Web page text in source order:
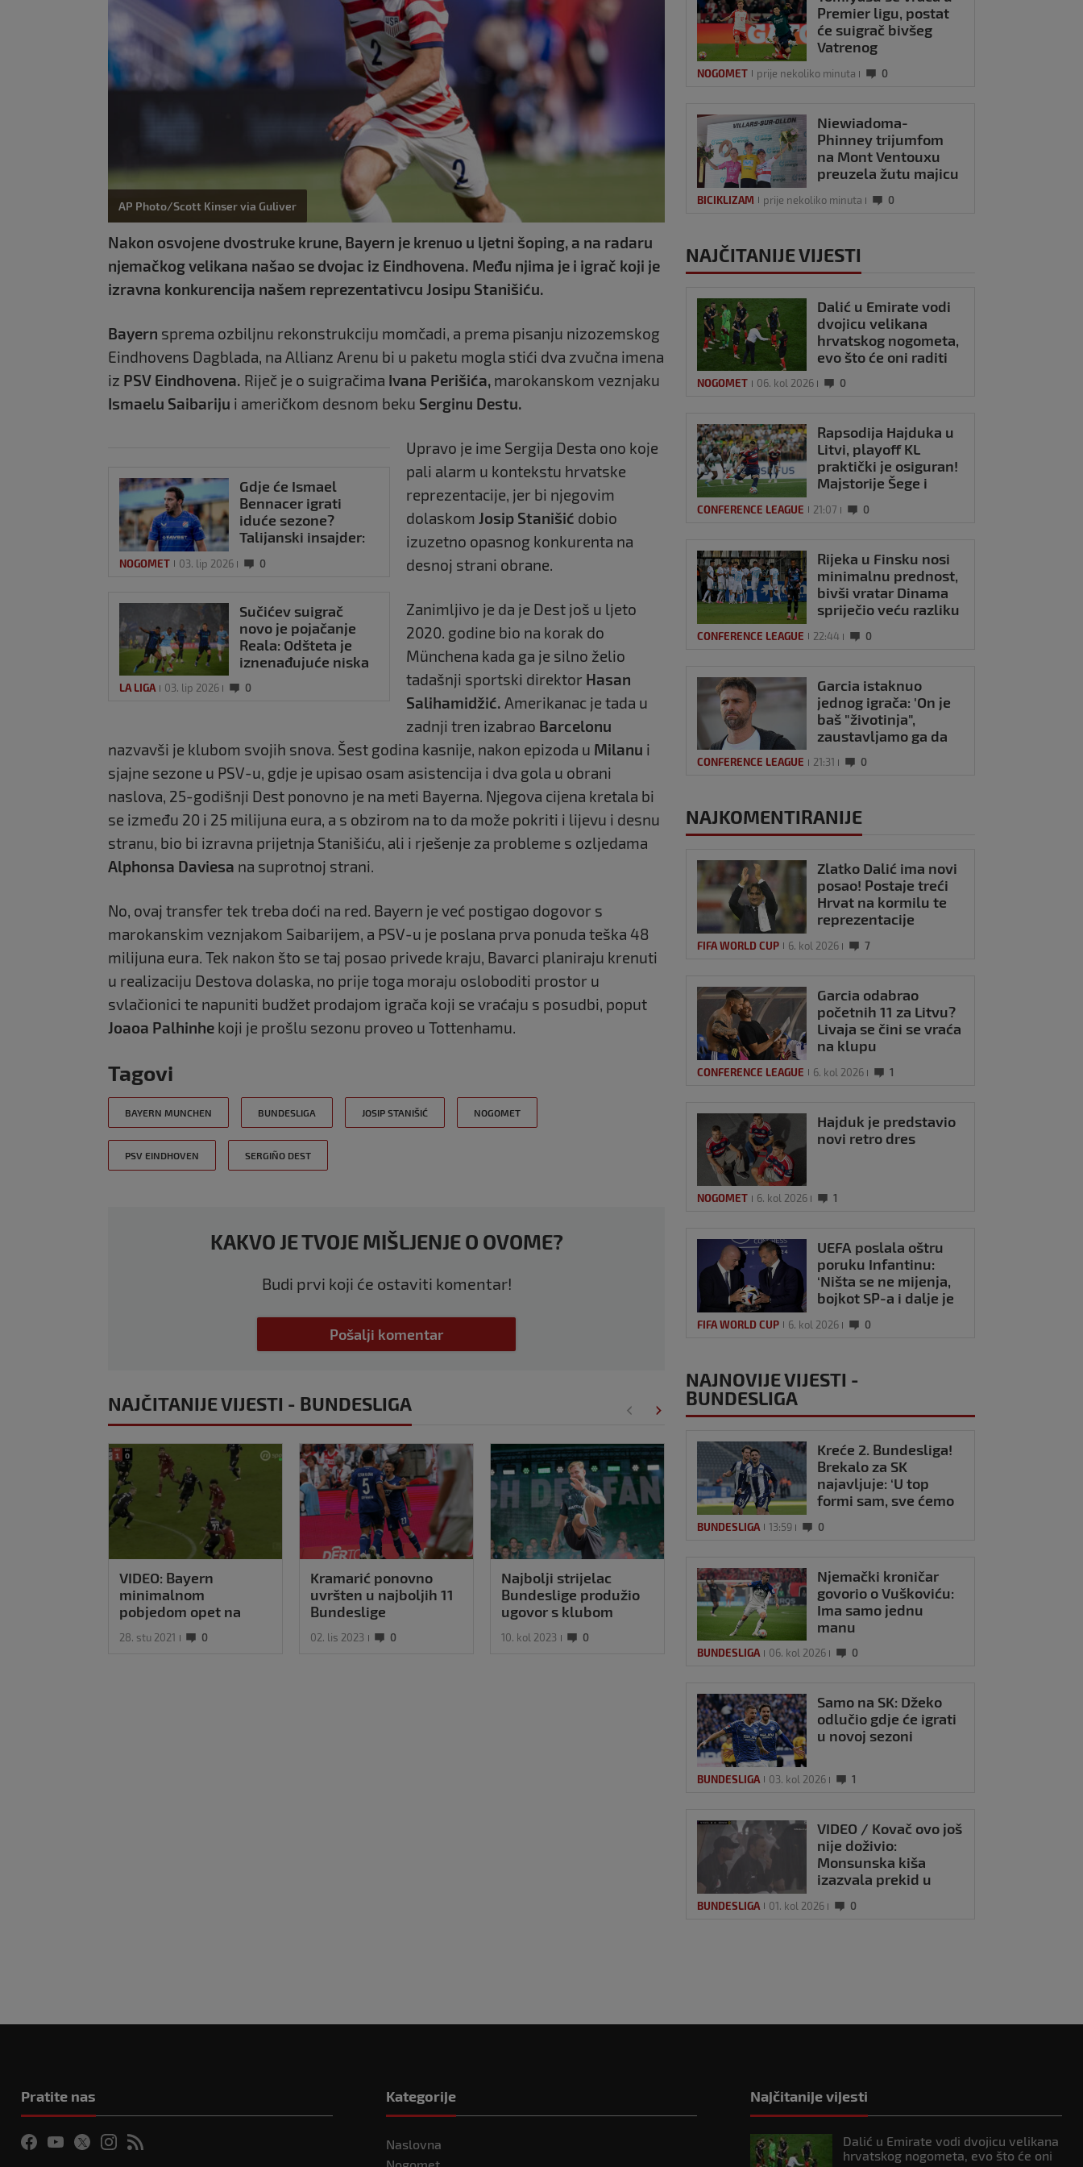
AP Photo/Scott Kinser via Guliver
Nakon osvojene dvostruke krune, Bayern je krenuo u ljetni šoping, a na radaru
njemačkog velikana našao se dvojac iz Eindhovena. Među njima je i igrač koji je
izravna konkurencija našem reprezentativcu Josipu Stanišiću.
Bayern sprema ozbiljnu rekonstrukciju momčadi, a prema pisanju nizozemskog
Eindhovens Dagblada, na Allianz Arenu bi u paketu mogla stići dva zvučna imena
iz PSV Eindhovena. Riječ je o suigračima Ivana Perišića, marokanskom veznjaku
Ismaelu Saibariju i američkom desnom beku Serginu Destu.
Gdje će Ismael
Bennacer igrati
iduće sezone?
Talijanski insajder:
NOGOMET 03. lip 2026 0
Sučićev suigrač
novo je pojačanje
Reala: Odšteta je
iznenađujuće niska
LA LIGA 03. lip 2026 0
Upravo je ime Sergija Desta ono koje
pali alarm u kontekstu hrvatske
reprezentacije, jer bi njegovim
dolaskom Josip Stanišić dobio
izuzetno opasnog konkurenta na
desnoj strani obrane.
Zanimljivo je da je Dest još u ljeto
2020. godine bio na korak do
Münchena kada ga je silno želio
tadašnji sportski direktor Hasan
Salihamidžić. Amerikanac je tada u
zadnji tren izabrao Barcelonu
nazvavši je klubom svojih snova. Šest godina kasnije, nakon epizoda u Milanu i
sjajne sezone u PSV-u, gdje je upisao osam asistencija i dva gola u obrani
naslova, 25-godišnji Dest ponovno je na meti Bayerna. Njegova cijena kretala bi
se između 20 i 25 milijuna eura, a s obzirom na to da može pokriti i lijevu i desnu
stranu, bio bi izravna prijetnja Stanišiću, ali i rješenje za probleme s ozljedama
Alphonsa Daviesa na suprotnoj strani.
No, ovaj transfer tek treba doći na red. Bayern je već postigao dogovor s
marokanskim veznjakom Saibarijem, a PSV-u je poslana prva ponuda teška 48
milijuna eura. Tek nakon što se taj posao privede kraju, Bavarci planiraju krenuti
u realizaciju Destova dolaska, no prije toga moraju osloboditi prostor u
svlačionici te napuniti budžet prodajom igrača koji se vraćaju s posudbi, poput
Joaoa Palhinhe koji je prošlu sezonu proveo u Tottenhamu.
Tagovi
BAYERN MUNCHEN BUNDESLIGA JOSIP STANIŠIĆ NOGOMET
PSV EINDHOVEN SERGIÑO DEST
KAKVO JE TVOJE MIŠLJENJE O OVOME?
Budi prvi koji će ostaviti komentar!
Pošalji komentar
NAJČITANIJE VIJESTI - BUNDESLIGA
VIDEO: Bayern
minimalnom
pobjedom opet na
28. stu 2021 0
Kramarić ponovno
uvršten u najboljih 11
Bundeslige
02. lis 2023 0
Najbolji strijelac
Bundeslige produžio
ugovor s klubom
10. kol 2023 0
Maglica najbolji Hrvat
u Bundesligi, Füllkrug
igrač kola
27. stu 2023
Premier ligu, postat
će suigrač bivšeg
Vatrenog
NOGOMET prije nekoliko minuta 0
Niewiadoma-
Phinney trijumfom
na Mont Ventouxu
preuzela žutu majicu
BICIKLIZAM prije nekoliko minuta 0
NAJČITANIJE VIJESTI
Dalić u Emirate vodi
dvojicu velikana
hrvatskog nogometa,
evo što će oni raditi
NOGOMET 06. kol 2026 0
Rapsodija Hajduka u
Litvi, playoff KL
praktički je osiguran!
Majstorije Šege i
CONFERENCE LEAGUE 21:07 0
Rijeka u Finsku nosi
minimalnu prednost,
bivši vratar Dinama
spriječio veću razliku
CONFERENCE LEAGUE 22:44 0
Garcia istaknuo
jednog igrača: 'On je
baš "životinja",
zaustavljamo ga da
CONFERENCE LEAGUE 21:31 0
NAJKOMENTIRANIJE
Zlatko Dalić ima novi
posao! Postaje treći
Hrvat na kormilu te
reprezentacije
FIFA WORLD CUP 6. kol 2026 7
Garcia odabrao
početnih 11 za Litvu?
Livaja se čini se vraća
na klupu
CONFERENCE LEAGUE 6. kol 2026 1
Hajduk je predstavio
novi retro dres
NOGOMET 6. kol 2026 1
UEFA poslala oštru
poruku Infantinu:
‘Ništa se ne mijenja,
bojkot SP-a i dalje je
FIFA WORLD CUP 6. kol 2026 0
NAJNOVIJE VIJESTI -
BUNDESLIGA
Kreće 2. Bundesliga!
Brekalo za SK
najavljuje: ‘U top
formi sam, sve ćemo
BUNDESLIGA 13:59 0
Njemački kroničar
govorio o Vuškoviću:
Ima samo jednu
manu
BUNDESLIGA 06. kol 2026 0
Samo na SK: Džeko
odlučio gdje će igrati
u novoj sezoni
BUNDESLIGA 03. kol 2026 1
VIDEO / Kovač ovo još
nije doživio:
Monsunska kiša
izazvala prekid u
BUNDESLIGA 01. kol 2026 0
Pratite nas Kategorije
Naslovna
Nogomet
Najčitanije vijesti
Dalić u Emirate vodi dvojicu velikana
hrvatskog nogometa, evo što će oni